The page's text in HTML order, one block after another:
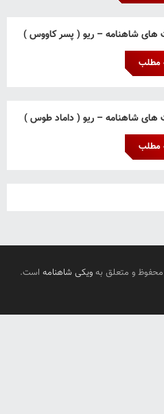
شاهنامه – ریو ( پسر کاووس )
مطلب
شاهنامه – ریو ( داماد طوس )
مطلب
و متعلق به ویکی شاهنامه است.